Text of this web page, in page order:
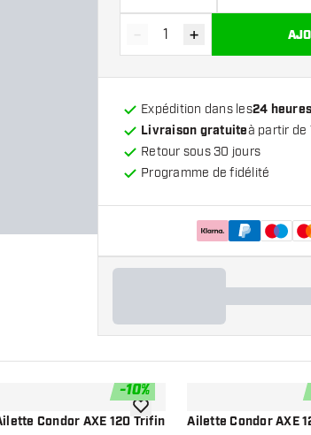
Diminuer la quantité
- Augmenter la
+
Expédition dans les24 heures
Livraison gratuiteà partir de
Retour sous 30 jours
Programme de fidélité
liste de souhaits
-10%
Condor AXE 120 Trifinajouter à la liste de souhaits
Ailette Condor AXE